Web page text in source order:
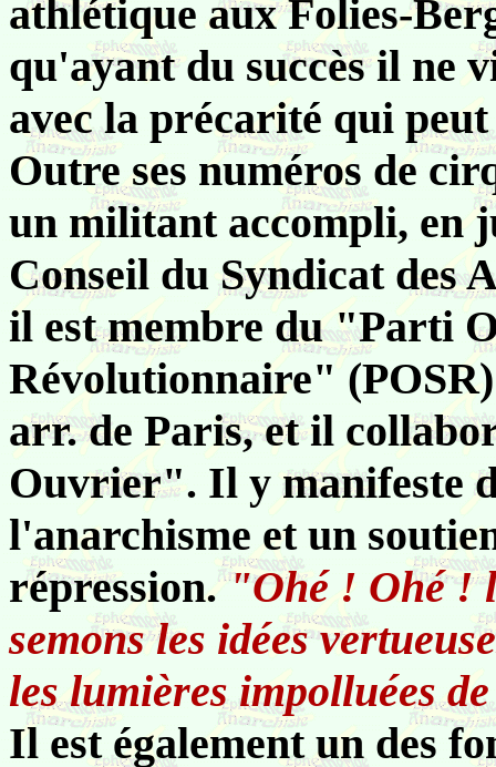
athlétique aux Folies-
qu'ayant du succès il ne
avec la précarité qui
Outre ses numéros de
un militant accompli, en
Conseil du Syndicat des
il est membre du "Parti
Révolutionnaire"
arr. de Paris, et il
Ouvrier". Il y manifeste
l'anarchisme et un
répression."Ohé ! Ohé !
semons les idées
les lumières impolluées
Il est également un des